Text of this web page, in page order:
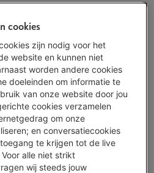
cookies
zijn nodig voor het
website en kunnen niet
worden andere cookies
doeleinden om informatie te
van onze website door jou
cookies verzamelen
om onze
en conversatiecookies
te krijgen tot de live
alle niet strikt
wij steeds jouw